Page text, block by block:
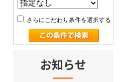
さらにこだわり条件を選択する
お知らせ